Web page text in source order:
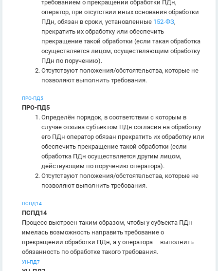
требованием о прекращении обработки ПДн,
оператор, при отсутствии иных основания обработки
ПДн, обязан в сроки, установленные 152-ФЗ,
прекратить их обработку или обеспечить
прекращение такой обработки (если такая обработка
осуществляется лицом, осуществляющим обработку
ПДн по поручению).
Отсутствуют положения/обстоятельства, которые не
позволяют выполнить требования.
ПРО-ПД5
ПРО-ПД5
Определён порядок, в соответствии с которым в
случае отзыва субъектом ПДн согласия на обработку
его ПДн оператор обязан прекратить их обработку или
обеспечить прекращение такой обработки (если
обработка ПДн осуществляется другим лицом,
действующим по поручению оператора).
Отсутствуют положения/обстоятельства, которые не
позволяют выполнить требования.
ПСПД14
ПСПД14
Процесс выстроен таким образом, чтобы у субъекта ПДн
имелась возможность направить требование о
прекращении обработки ПДн, а у оператора – выполнить
обязанность по обработке такого требования.
УН-ПД7